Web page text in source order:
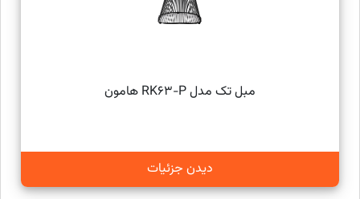
مبل تک مدل RK63-P هامون
دیدن جزئیات